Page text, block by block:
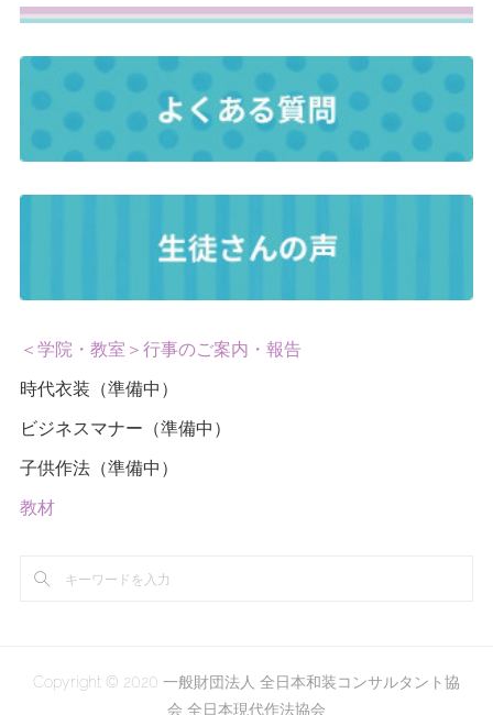
＜学院・教室＞行事のご案内・報告
時代衣装（準備中）
ビジネスマナー（準備中）
子供作法（準備中）
教材
Copyright © 2020 一般財団法人 全日本和装コンサルタント協
会 全日本現代作法協会